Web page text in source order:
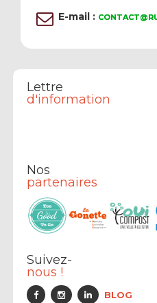
E-mail :
Lettre
d'information
Nos
partenaires
Suivez-
nous !
BLOG